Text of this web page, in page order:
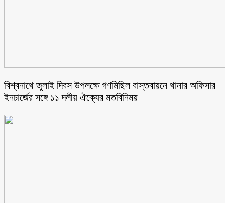
বিশ্বনাথে জুলাই দিবস উপলক্ষে গণমিছিল বাস্তবায়নে থানার অফিসার
ইনচার্জের সঙ্গে ১১ দলীয় ঐক্যের মতবিনিময়